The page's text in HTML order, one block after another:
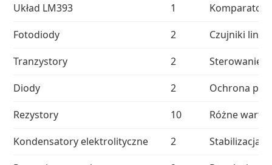
Układ LM393
1
Komparator
Fotodiody
2
Czujniki linii
Tranzystory
2
Sterowanie
Diody
2
Ochrona
Rezystory
10
Różne
Kondensatory elektrolityczne
2
Stabilizacja